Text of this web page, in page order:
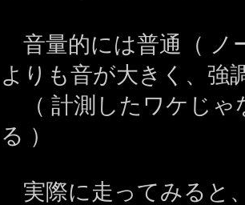
音量的には普通（ ノ
よりも音が大きく、強
（ 計測したワケじゃ
る ）
実際に走ってみると